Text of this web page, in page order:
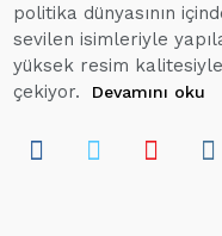
politika dünyasının
sevilen isimleriyle
yüksek resim
çekiyor.
Devamını oku